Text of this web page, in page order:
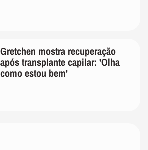
Gretchen mostra recuperação
após transplante capilar: 'Olha
como estou bem'